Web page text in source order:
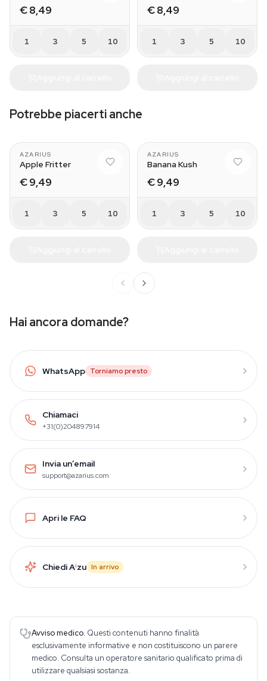
€ 8,49
1 3 5 10
€ 8,49
1 3 5 10
Potrebbe piacerti anche
AZARIUS
Apple Fritter
€ 9,49
1 3 5 10
AZARIUS
Banana Kush
€ 9,49
1 3 5 10
Hai ancora domande?
WhatsApp Torniamo presto
Chiamaci
+31(0)204897914
Invia un’email
support@azarius.com
Apri le FAQ
Chiedi Aizu In arrivo
Avviso medico. Questi contenuti hanno finalità
esclusivamente informative e non costituiscono un parere
medico. Consulta un operatore sanitario qualificato prima di
utilizzare qualsiasi sostanza.